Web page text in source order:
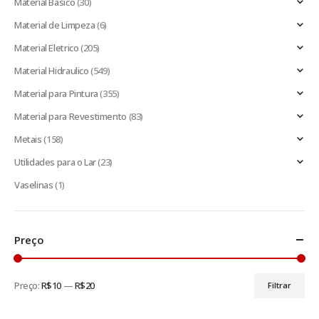
Material de Limpeza(6)
Material Eletrico(205)
Material Hidraulico(549)
Material para Pintura(355)
Material para Revestimento (83)
Metais(158)
Utilidades para o Lar(23)
Vaselinas(1)
Preço
Filtrar
Preço:R$10 —R$20